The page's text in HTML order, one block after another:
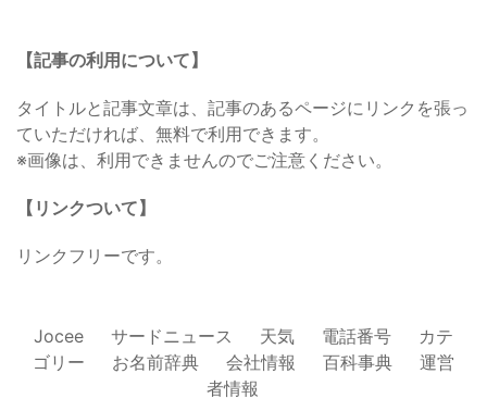
【記事の利用について】
タイトルと記事文章は、記事のあるページにリンクを張っ
ていただければ、無料で利用できます。
※画像は、利用できませんのでご注意ください。
【リンクついて】
リンクフリーです。
Jocee サードニュース 天気 電話番号
カテ
ゴリー
お名前辞典 会社情報 百科事典
運営
者情報